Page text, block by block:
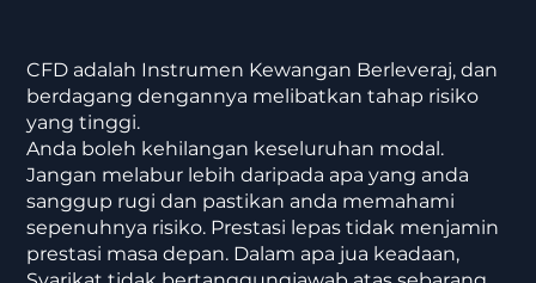
CFD adalah Instrumen Kewangan Berleveraj, dan
berdagang dengannya melibatkan tahap risiko
yang tinggi.
Anda boleh kehilangan keseluruhan modal.
Jangan melabur lebih daripada apa yang anda
sanggup rugi dan pastikan anda memahami
sepenuhnya risiko. Prestasi lepas tidak menjamin
prestasi masa depan. Dalam apa jua keadaan,